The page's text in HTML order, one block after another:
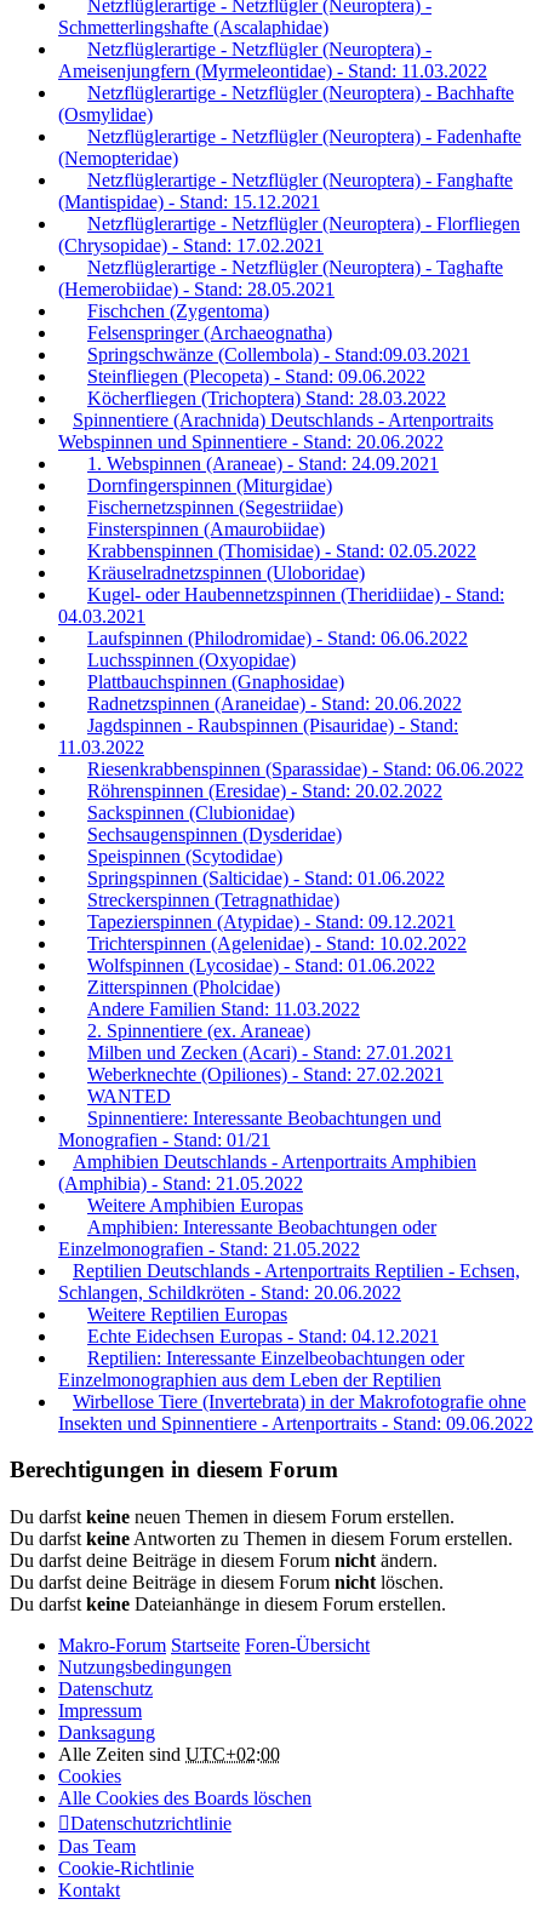
Netzflüglerartige - Netzflügler (Neuroptera) -
Schmetterlingshafte (Ascalaphidae)
Netzflüglerartige - Netzflügler (Neuroptera) -
Ameisenjungfern (Myrmeleontidae) - Stand: 11.03.2022
Netzflüglerartige - Netzflügler (Neuroptera) - Bachhafte
(Osmylidae)
Netzflüglerartige - Netzflügler (Neuroptera) - Fadenhafte
(Nemopteridae)
Netzflüglerartige - Netzflügler (Neuroptera) - Fanghafte
(Mantispidae) - Stand: 15.12.2021
Netzflüglerartige - Netzflügler (Neuroptera) - Florfliegen
(Chrysopidae) - Stand: 17.02.2021
Netzflüglerartige - Netzflügler (Neuroptera) - Taghafte
(Hemerobiidae) - Stand: 28.05.2021
Fischchen (Zygentoma)
Felsenspringer (Archaeognatha)
Springschwänze (Collembola) - Stand:09.03.2021
Steinfliegen (Plecopeta) - Stand: 09.06.2022
Köcherfliegen (Trichoptera) Stand: 28.03.2022
Spinnentiere (Arachnida) Deutschlands - Artenportraits
Webspinnen und Spinnentiere - Stand: 20.06.2022
1. Webspinnen (Araneae) - Stand: 24.09.2021
Dornfingerspinnen (Miturgidae)
Fischernetzspinnen (Segestriidae)
Finsterspinnen (Amaurobiidae)
Krabbenspinnen (Thomisidae) - Stand: 02.05.2022
Kräuselradnetzspinnen (Uloboridae)
Kugel- oder Haubennetzspinnen (Theridiidae) - Stand:
04.03.2021
Laufspinnen (Philodromidae) - Stand: 06.06.2022
Luchsspinnen (Oxyopidae)
Plattbauchspinnen (Gnaphosidae)
Radnetzspinnen (Araneidae) - Stand: 20.06.2022
Jagdspinnen - Raubspinnen (Pisauridae) - Stand:
11.03.2022
Riesenkrabbenspinnen (Sparassidae) - Stand: 06.06.2022
Röhrenspinnen (Eresidae) - Stand: 20.02.2022
Sackspinnen (Clubionidae)
Sechsaugenspinnen (Dysderidae)
Speispinnen (Scytodidae)
Springspinnen (Salticidae) - Stand: 01.06.2022
Streckerspinnen (Tetragnathidae)
Tapezierspinnen (Atypidae) - Stand: 09.12.2021
Trichterspinnen (Agelenidae) - Stand: 10.02.2022
Wolfspinnen (Lycosidae) - Stand: 01.06.2022
Zitterspinnen (Pholcidae)
Andere Familien Stand: 11.03.2022
2. Spinnentiere (ex. Araneae)
Milben und Zecken (Acari) - Stand: 27.01.2021
Weberknechte (Opiliones) - Stand: 27.02.2021
WANTED
Spinnentiere: Interessante Beobachtungen und
Monografien - Stand: 01/21
Amphibien Deutschlands - Artenportraits Amphibien
(Amphibia) - Stand: 21.05.2022
Weitere Amphibien Europas
Amphibien: Interessante Beobachtungen oder
Einzelmonografien - Stand: 21.05.2022
Reptilien Deutschlands - Artenportraits Reptilien - Echsen,
Schlangen, Schildkröten - Stand: 20.06.2022
Weitere Reptilien Europas
Echte Eidechsen Europas - Stand: 04.12.2021
Reptilien: Interessante Einzelbeobachtungen oder
Einzelmonographien aus dem Leben der Reptilien
Wirbellose Tiere (Invertebrata) in der Makrofotografie ohne
Insekten und Spinnentiere - Artenportraits - Stand: 09.06.2022
Berechtigungen in diesem Forum
Du darfst keine neuen Themen in diesem Forum erstellen.
Du darfst keine Antworten zu Themen in diesem Forum erstellen.
Du darfst deine Beiträge in diesem Forum nicht ändern.
Du darfst deine Beiträge in diesem Forum nicht löschen.
Du darfst keine Dateianhänge in diesem Forum erstellen.
Makro-Forum Startseite Foren-Übersicht
Nutzungsbedingungen
Datenschutz
Impressum
Danksagung
Alle Zeiten sind UTC+02:00
Cookies
Alle Cookies des Boards löschen
Datenschutzrichtlinie
Das Team
Cookie-Richtlinie
Kontakt